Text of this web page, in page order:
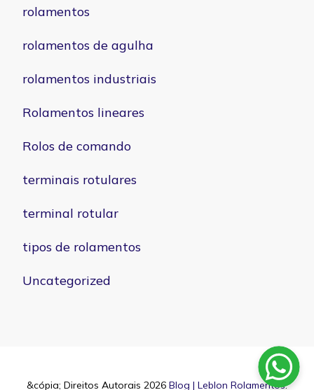
rolamentos
rolamentos de agulha
rolamentos industriais
Rolamentos lineares
Rolos de comando
terminais rotulares
terminal rotular
tipos de rolamentos
Uncategorized
&cópia; Direitos Autorais 2026 Blog | Leblon Rolamentos.